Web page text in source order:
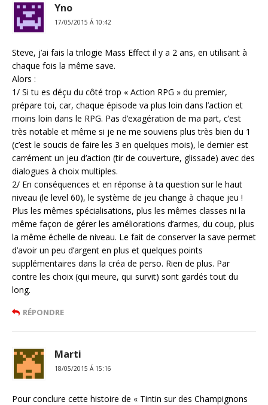
Yno
17/05/2015 Á 10:42
Steve, j’ai fais la trilogie Mass Effect il y a 2 ans, en utilisant à
chaque fois la même save.
Alors :
1/ Si tu es déçu du côté trop « Action RPG » du premier,
prépare toi, car, chaque épisode va plus loin dans l’action et
moins loin dans le RPG. Pas d’exagération de ma part, c’est
très notable et même si je ne me souviens plus très bien du 1
(c’est le soucis de faire les 3 en quelques mois), le dernier est
carrément un jeu d’action (tir de couverture, glissade) avec des
dialogues à choix multiples.
2/ En conséquences et en réponse à ta question sur le haut
niveau (le level 60), le système de jeu change à chaque jeu !
Plus les mêmes spécialisations, plus les mêmes classes ni la
même façon de gérer les améliorations d’armes, du coup, plus
la même échelle de niveau. Le fait de conserver la save permet
d’avoir un peu d’argent en plus et quelques points
supplémentaires dans la créa de perso. Rien de plus. Par
contre les choix (qui meure, qui survit) sont gardés tout du
long.
RÉPONDRE
Marti
18/05/2015 Á 15:16
Pour conclure cette histoire de « Tintin sur des Champignons